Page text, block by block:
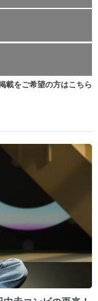
載をご希望の方はこちら